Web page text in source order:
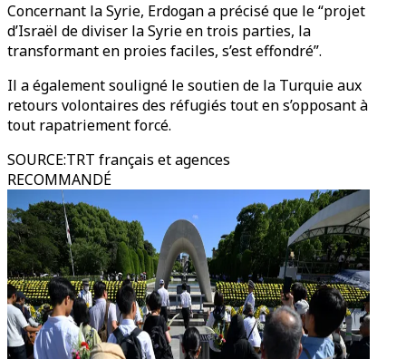
Concernant la Syrie, Erdogan a précisé que le “projet
d’Israël de diviser la Syrie en trois parties, la
transformant en proies faciles, s’est effondré”.
Il a également souligné le soutien de la Turquie aux
retours volontaires des réfugiés tout en s’opposant à
tout rapatriement forcé.
SOURCE:TRT français et agences
RECOMMANDÉ